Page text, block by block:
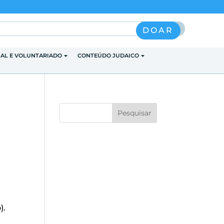
Pesquisar
DOAR
E VOLUNTARIADO CONTEÚDO JUDAICO